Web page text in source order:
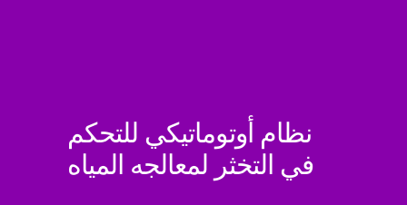
نظام أوتوماتيكي للتحكم
في التخثر لمعالجه المياه